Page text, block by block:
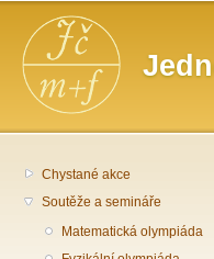
Hlavní menu
Chystané akce
Soutěže a semináře
Matematická olympiáda